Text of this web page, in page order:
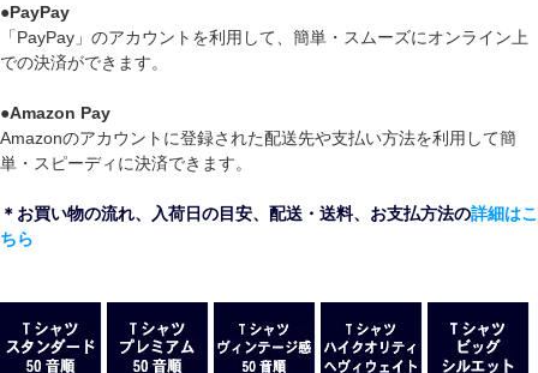
●PayPay
「PayPay」のアカウントを利用して、簡単・スムーズにオンライン上
での決済ができます。
●Amazon Pay
Amazonのアカウントに登録された配送先や支払い方法を利用して簡
単・スピーディに決済できます。
＊お買い物の流れ、入荷日の目安、配送・送料、お支払方法の詳細はこ
ちら